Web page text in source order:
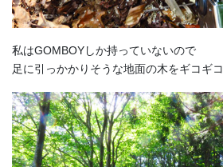
私はGOMBOYしか持っていないので
足に引っかかりそうな地面の木をギコギコ